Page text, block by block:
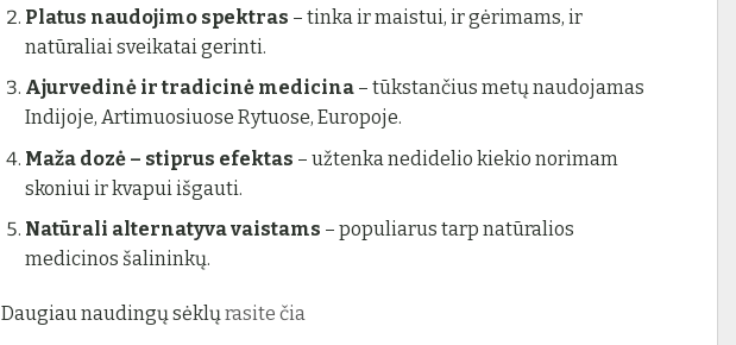
Platus naudojimo spektras – tinka ir maistui, ir gėrimams, ir
natūraliai sveikatai gerinti.
Ajurvedinė ir tradicinė medicina – tūkstančius metų naudojamas
Indijoje, Artimuosiuose Rytuose, Europoje.
Maža dozė – stiprus efektas – užtenka nedidelio kiekio norimam
skoniui ir kvapui išgauti.
Natūrali alternatyva vaistams – populiarus tarp natūralios
medicinos šalininkų.
Daugiau naudingų sėklųrasite čia